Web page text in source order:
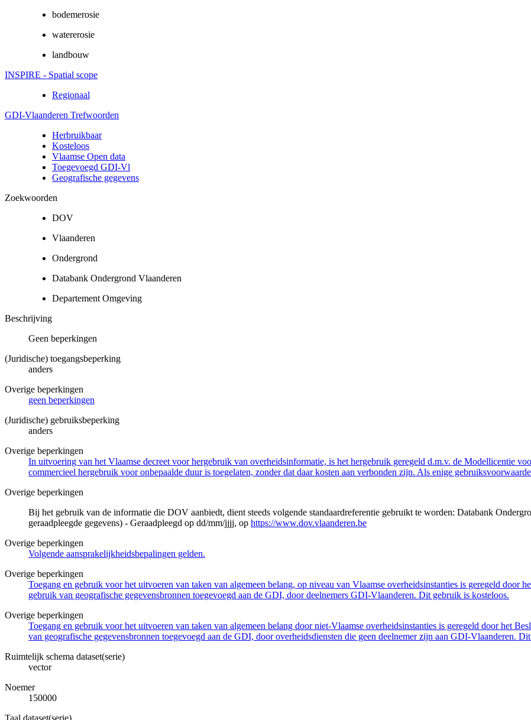
bodemerosie
watererosie
landbouw
INSPIRE - Spatial scope
Regionaal
GDI-Vlaanderen Trefwoorden
Herbruikbaar
Kosteloos
Vlaamse Open data
Toegevoegd GDI-Vl
Geografische gegevens
Zoekwoorden
DOV
Vlaanderen
Ondergrond
Databank Ondergrond Vlaanderen
Departement Omgeving
Beschrijving
Geen beperkingen
(Juridische) toegangsbeperking
anders
Overige beperkingen
geen beperkingen
(Juridische) gebruiksbeperking
anders
Overige beperkingen
In uitvoering van het Vlaamse decreet voor hergebruik van overheidsinformatie, is het hergebruik geregeld d.m.v. de Modellicentie
commercieel hergebruik voor onbepaalde duur is toegelaten, zonder dat daar kosten aan verbonden zijn. Als enige
Overige beperkingen
Bij het gebruik van de informatie die DOV aanbiedt, dient steeds volgende standaardreferentie gebruikt te worden: Databank
geraadpleegde gegevens) - Geraadpleegd op dd/mm/jjjj, op https://www.dov.vlaanderen.be
Overige beperkingen
Volgende aansprakelijkheidsbepalingen gelden.
Overige beperkingen
Toegang en gebruik voor het uitvoeren van taken van algemeen belang, op niveau van Vlaamse overheidsinstanties is geregeld door
gebruik van geografische gegevensbronnen toegevoegd aan de GDI, door deelnemers GDI-Vlaanderen. Dit gebruik is kosteloos.
Overige beperkingen
Toegang en gebruik voor het uitvoeren van taken van algemeen belang door niet-Vlaamse overheidsinstanties is geregeld door het
van geografische gegevensbronnen toegevoegd aan de GDI, door overheidsdiensten die geen deelnemer zijn aan GDI-Vlaanderen.
Ruimtelijk schema dataset(serie)
vector
Noemer
150000
Taal dataset(serie)